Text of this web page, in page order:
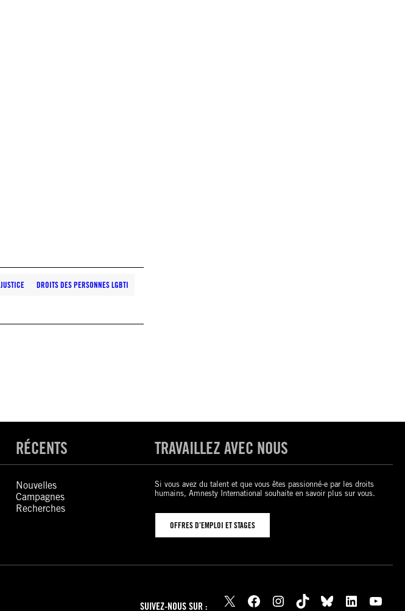
JUSTICE DROITS DES PERSONNES LGBTI
RÉCENTS
Nouvelles
Campagnes
Recherches
TRAVAILLEZ AVEC NOUS
Si vous avez du talent et que vous êtes passionné-e par les droits
humains, Amnesty International souhaite en savoir plus sur vous.
OFFRES D’EMPLOI ET STAGES
SUIVEZ-NOUS SUR : X Facebook Instagram TikTok Bluesky LinkedIn YouTube